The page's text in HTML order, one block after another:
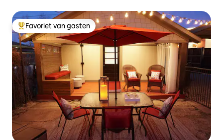
Topfavoriet van gasten
Favoriet van gasten